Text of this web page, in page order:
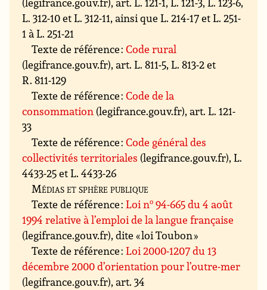
L. 312-10 et L. 312-11, ainsi que L. 214-17 et L. 251-
1 à L. 251-21
Texte de référence :Code rural
(legifrance.gouv.fr), art. L. 811-5, L. 813-2 et
R. 811-129
Texte de référence :Code de la
consommation (legifrance.gouv.fr), art. L. 121-
33
Texte de référence :Code général des
collectivités territoriales (legifrance.gouv.fr), L.
4433-25 et L. 4433-26
Médias et sphère publique
Texte de référence :Loi no 94-665 du 4 août
1994 relative à l’emploi de la langue française
(legifrance.gouv.fr), dite « loi Toubon »
Texte de référence :Loi 2000-1207 du 13
décembre 2000 d’orientation pour l’outre-mer
(legifrance.gouv.fr), art. 34